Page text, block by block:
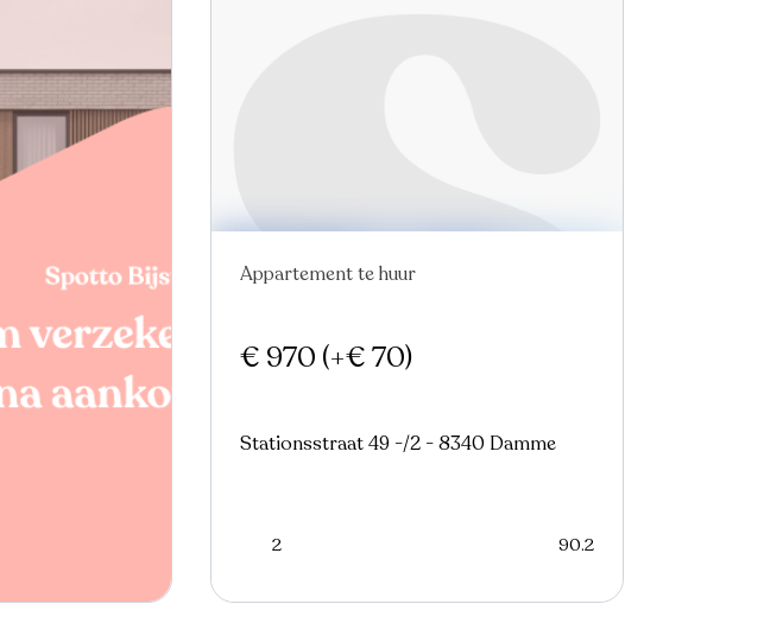
Appartement te huur
€ 970 (+€ 70)
Stationsstraat 49 -/2 - 8340 Damme
2 90.2